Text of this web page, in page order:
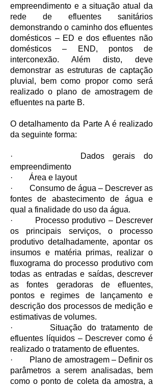
empreendimento e a situação atual da
rede de efluentes sanitários
demonstrando o caminho dos efluentes
domésticos – ED e dos efluentes não
domésticos – END, pontos de
interconexão. Além disto, deve
demonstrar as estruturas de captação
pluvial, bem como propor como será
realizado o plano de amostragem de
efluentes na parte B.
O detalhamento da Parte A é realizado
da seguinte forma:
· Dados gerais do
empreendimento
· Área e layout
· Consumo de água – Descrever as
fontes de abastecimento de água e
qual a finalidade do uso da água.
· Processo produtivo – Descrever
os principais serviços, o processo
produtivo detalhadamente, apontar os
insumos e matéria primas, realizar o
fluxograma do processo produtivo com
todas as entradas e saídas, descrever
as fontes geradoras de efluentes,
pontos e regimes de lançamento e
descrição dos processos de medição e
estimativas de volumes.
· Situação do tratamento de
efluentes líquidos – Descrever como é
realizado o tratamento de efluentes.
· Plano de amostragem – Definir os
parâmetros a serem analisadas, bem
como o ponto de coleta da amostra, a